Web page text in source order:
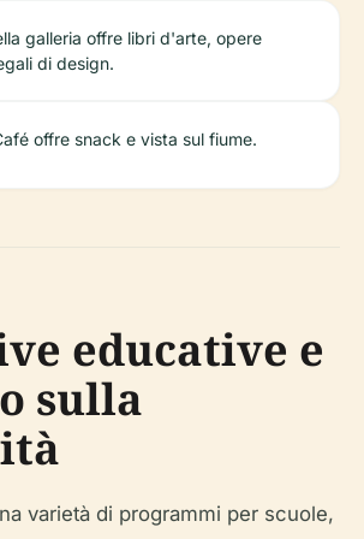
galleria offre libri d'arte, opere
di design.
offre snack e vista sul fiume.
educative e
sulla
varietà di programmi per scuole,